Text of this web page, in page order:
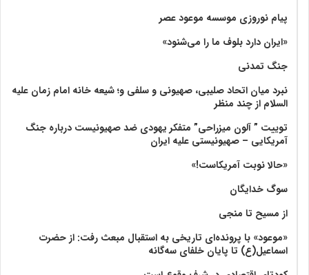
پیام نوروزی موسسه موعود عصر
«ایران دارد بلوف ما را می‌شنود»
جنگ تمدنی
نبرد میان اتحاد صلیبی، صهیونی و سلفی و؛ شیعه خانه امام زمان علیه
السلام از چند منظر
توییت ” آلون میزراحی” متفکر یهودی ضد صهیونیست درباره جنگ
آمریکایی – صهیونیستی علیه ایران
«حالا نوبت آمریکاست!»
سوگ خدایگان
از مسیح تا منجی
«موعود» با پرونده‌ای تاریخی به استقبال مبعث رفت: از حضرت
اسماعیل(ع) تا پایان خلفای سه‌گانه